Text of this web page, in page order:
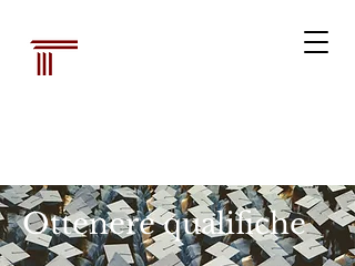
Ottenere qualifiche